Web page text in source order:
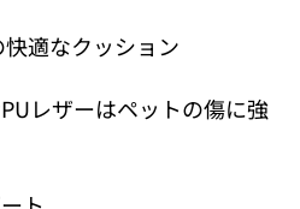
適なクッション
レザーはペットの傷に強